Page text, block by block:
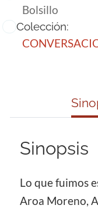
Bolsillo
Colección:
Sinopsis
Lo que fuimos
Aroa Moreno,